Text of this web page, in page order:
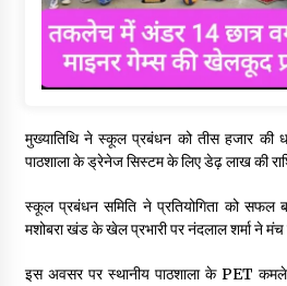
मुख्यातिथि ने स्कूल प्रबंधन को तीस हजार की
पाठशाला के ड्रेनेज सिस्टम के लिए डेढ़ लाख की
स्कूल प्रबंधन समिति ने प्रतियोगिता को सफल
मशोबरा खंड के खेल प्रभारी पर नंदलाल शर्मा ने
इस अवसर पर स्थानीय पाठशाला के PET